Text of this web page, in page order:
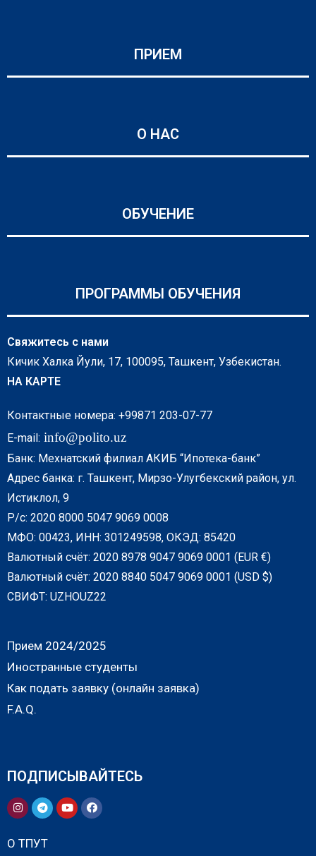
ПРИЕМ
О НАС
ОБУЧЕНИЕ
ПРОГРАММЫ ОБУЧЕНИЯ
Свяжитесь с нами
Кичик Халка Йули, 17, 100095, Ташкент, Узбекистан.
НА КАРТЕ
Контактные номера: +99871 203-07-77
E-mail: info@polito.uz
Банк: Мехнатский филиал АКИБ “Ипотека-банк”
Адрес банка: г. Ташкент, Мирзо-Улугбекский район, ул.
Истиклол, 9
Р/с: 2020 8000 5047 9069 0008
МФО: 00423, ИНН: 301249598, ОКЭД: 85420
Валютный счёт: 2020 8978 9047 9069 0001 (EUR €)
Валютный счёт: 2020 8840 5047 9069 0001 (USD $)
СВИФТ: UZHOUZ22
Прием 2024/2025
Иностранные студенты
Как подать заявку (онлайн заявка)
F.A.Q.
ПОДПИСЫВАЙТЕСЬ
О ТПУТ